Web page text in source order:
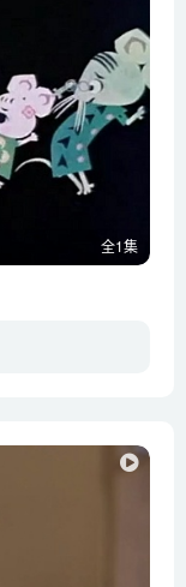
全1集